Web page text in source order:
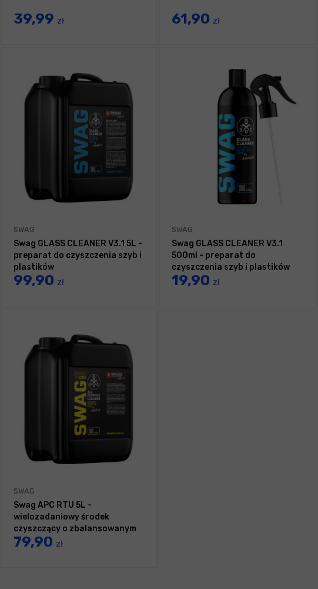
39,99 zł 61,90 zł
SWAG
Swag GLASS CLEANER V3.1 5L -
preparat do czyszczenia szyb i
plastików
99,90 zł
SWAG
Swag GLASS CLEANER V3.1
500ml - preparat do
czyszczenia szyb i plastików
19,90 zł
SWAG
Swag APC RTU 5L -
wielozadaniowy środek
czyszczący o zbalansowanym
pH
79,90 zł